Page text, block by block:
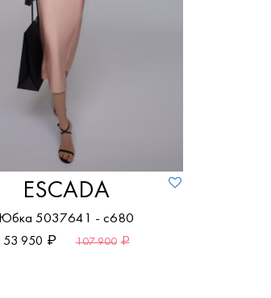
Жёлтый
Зелёный
Золотой
Коричневый
Красный
Оранжевый
Розовый
ESCADA
Юбка 5037641 - c680
53 950
107 900